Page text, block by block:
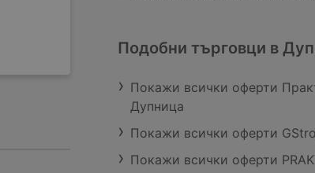
Подобни търговци в
Покажи всички оферти
Дупница
Покажи всички оферти
Покажи всички оферти